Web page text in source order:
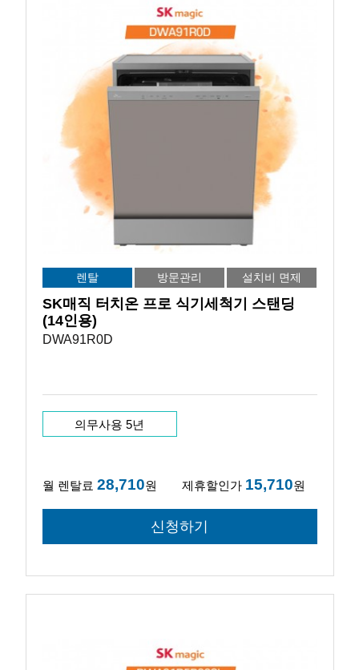
렌탈 방문관리 설치비 면제
SK매직 터치온 프로 식기세척기 스탠딩
(14인용)
DWA91R0D
의무사용 5년
월 렌탈료 28,710원 제휴할인가 15,710원